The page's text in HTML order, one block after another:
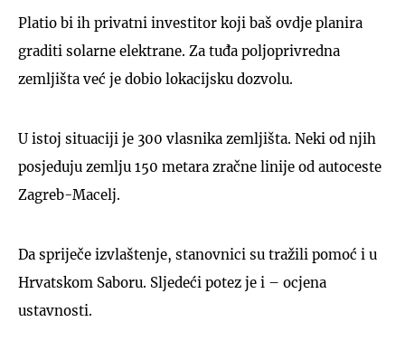
Platio bi ih privatni investitor koji baš ovdje planira
graditi solarne elektrane. Za tuđa poljoprivredna
zemljišta već je dobio lokacijsku dozvolu.
U istoj situaciji je 300 vlasnika zemljišta. Neki od njih
posjeduju zemlju 150 metara zračne linije od autoceste
Zagreb-Macelj.
Da spriječe izvlaštenje, stanovnici su tražili pomoć i u
Hrvatskom Saboru. Sljedeći potez je i – ocjena
ustavnosti.